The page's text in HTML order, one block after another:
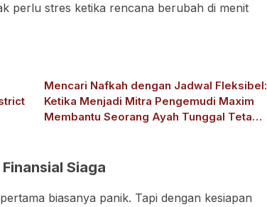
perlu stres ketika rencana berubah di menit
Mencari Nafkah dengan Jadwal Fleksibel:
Ketika Menjadi Mitra Pengemudi Maxim
Membantu Seorang Ayah Tunggal Tetap
Siaga
biasanya panik. Tapi dengan kesiapan